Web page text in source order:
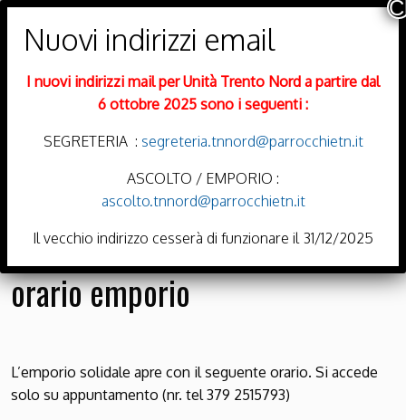
Trento Nord
DIOCESI DI TRENTO
orario emporio
L’emporio solidale apre con il seguente orario. Si accede
solo su appuntamento (nr. tel 379 2515793)
I nuovi indirizzi mail per Unità Trento Nord a partire dal
6 ottobre 2025 sono i seguenti :
SEGRETERIA : segreteria.tnnord@parrocchietn.it
ASCOLTO / EMPORIO :
ascolto.tnnord@parrocchietn.it
Il vecchio indirizzo cesserà di funzionare il 31/12/2025